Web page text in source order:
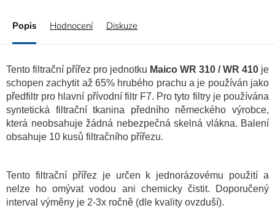
Popis Hodnocení Diskuze
Tento filtrační přířez pro jednotku Maico WR 310 / WR 410 je
schopen zachytit až 65% hrubého prachu a je používán jako
předfiltr pro hlavní přívodní filtr F7. Pro tyto filtry je používána
syntetická filtrační tkanina předního německého výrobce,
která neobsahuje žádná nebezpečná skelná vlákna. Balení
obsahuje 10 kusů filtračního přířezu.
Tento filtrační přířez je určen k jednorázovému použití a
nelze ho omývat vodou ani chemicky čistit. Doporučený
interval výměny je 2-3x ročně (dle kvality ovzduší).